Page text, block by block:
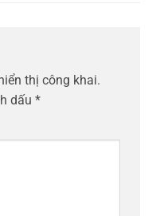
thị công khai.
dấu *